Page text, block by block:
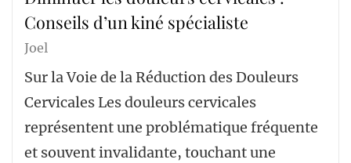
Conseils d’un kiné spécialiste
Joel
Sur la Voie de la Réduction des Douleurs
Cervicales Les douleurs cervicales
représentent une problématique fréquente
et souvent invalidante, touchant une